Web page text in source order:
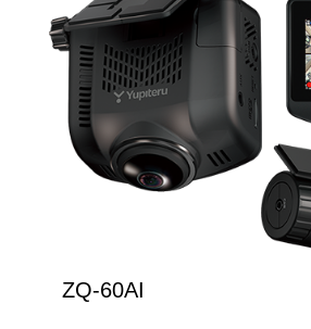
ZQ-60AI